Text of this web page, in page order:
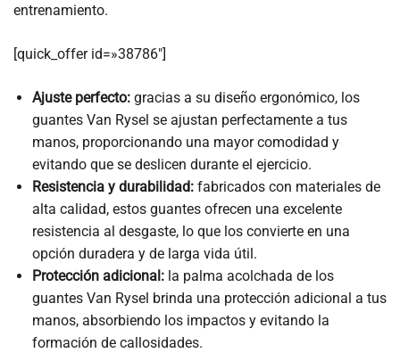
entrenamiento.
[quick_offer id=»38786″]
Ajuste perfecto:gracias a su diseño ergonómico, los
guantes Van Rysel se ajustan perfectamente a tus
manos, proporcionando una mayor comodidad y
evitando que se deslicen durante el ejercicio.
Resistencia y durabilidad:fabricados con materiales de
alta calidad, estos guantes ofrecen una excelente
resistencia al desgaste, lo que los convierte en una
opción duradera y de larga vida útil.
Protección adicional:la palma acolchada de los
guantes Van Rysel brinda una protección adicional a tus
manos, absorbiendo los impactos y evitando la
formación de callosidades.